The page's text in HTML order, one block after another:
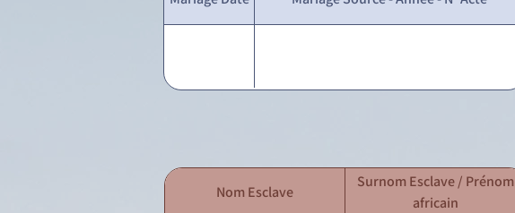
Nom Esclave
Surnom Esclave / Prénom
africain